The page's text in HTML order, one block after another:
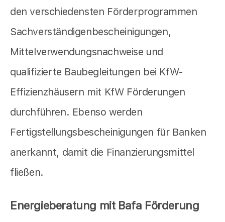
den verschiedensten Förderprogrammen
Sachverständigenbescheinigungen,
Mittelverwendungsnachweise und
qualifizierte Baubegleitungen bei KfW-
Effizienzhäusern mit KfW Förderungen
durchführen. Ebenso werden
Fertigstellungsbescheinigungen für Banken
anerkannt, damit die Finanzierungsmittel
fließen.
Energieberatung mit Bafa Förderung